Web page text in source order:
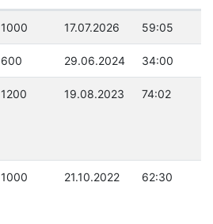
1000 17.07.2026 59:05
600 29.06.2024 34:00
1200 19.08.2023 74:02
1000 21.10.2022 62:30